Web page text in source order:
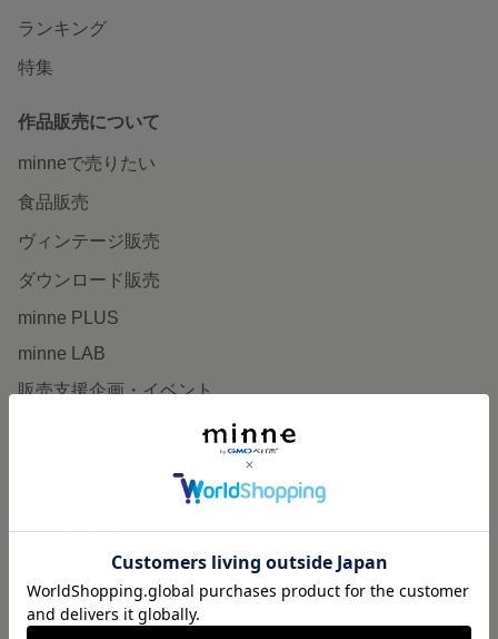
ランキング
特集
作品販売について
minneで売りたい
食品販売
ヴィンテージ販売
ダウンロード販売
minne PLUS
minne LAB
販売支援企画・イベント
minneとものづくりと
minneの本